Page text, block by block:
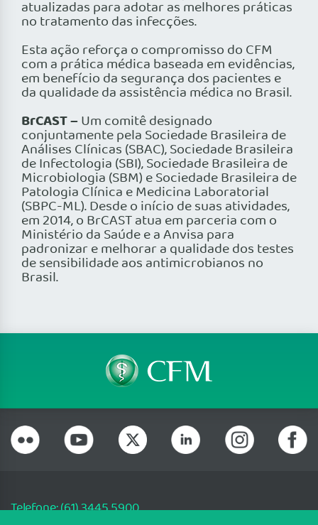
atualizadas para adotar as melhores práticas
no tratamento das infecções.
Esta ação reforça o compromisso do CFM
com a prática médica baseada em evidências,
em benefício da segurança dos pacientes e
da qualidade da assistência médica no Brasil.
BrCAST –Um comitê designado
conjuntamente pela Sociedade Brasileira de
Análises Clínicas (SBAC), Sociedade Brasileira
de Infectologia (SBI), Sociedade Brasileira de
Microbiologia (SBM) e Sociedade Brasileira de
Patologia Clínica e Medicina Laboratorial
(SBPC-ML). Desde o início de suas atividades,
em 2014, o BrCAST atua em parceria com o
Ministério da Saúde e a Anvisa para
padronizar e melhorar a qualidade dos testes
de sensibilidade aos antimicrobianos no
Brasil.
Telefone: (61) 3445 5900